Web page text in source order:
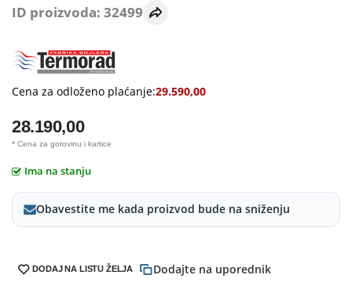
ID proizvoda: 32499
Cena za odloženo plaćanje:29.590,00
28.190,00
* Cena za gotovinu i kartice
Ima na stanju
Obavestite me kada proizvod bude na sniženju
DODAJ NA LISTU ŽELJA Dodajte na uporednik